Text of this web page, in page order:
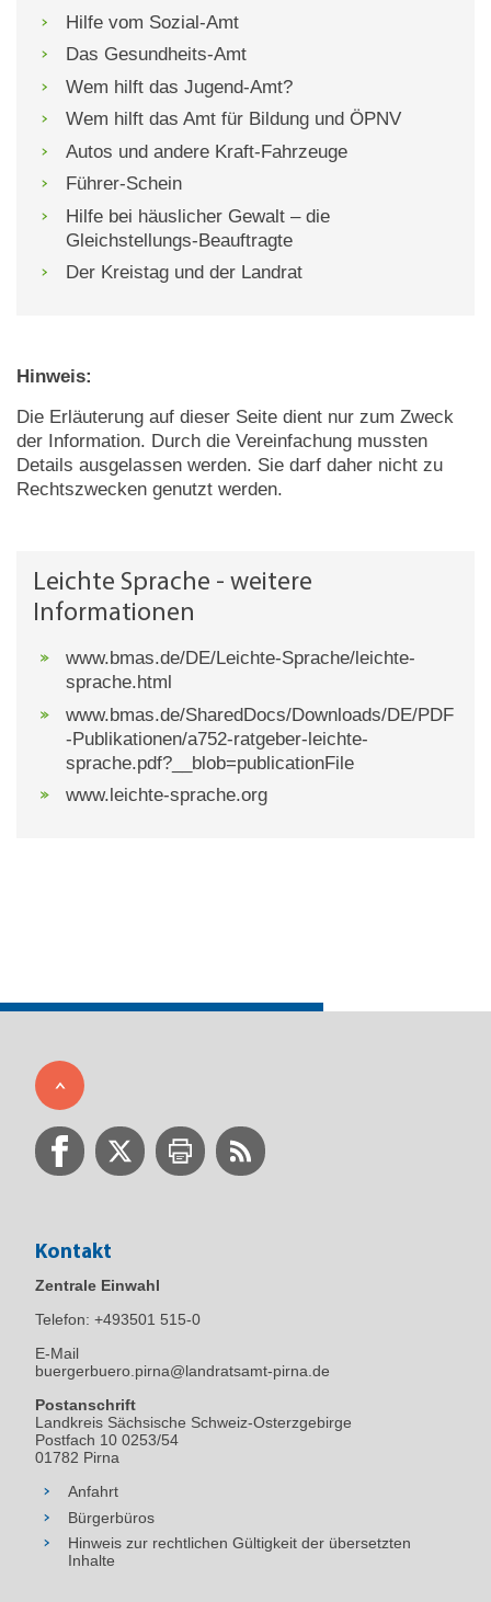
Hilfe vom Sozial-Amt
Das Gesundheits-Amt
Wem hilft das Jugend-Amt?
Wem hilft das Amt für Bildung und ÖPNV
Autos und andere Kraft-Fahrzeuge
Führer-Schein
Hilfe bei häuslicher Gewalt – die
Gleichstellungs-Beauftragte
Der Kreistag und der Landrat
Hinweis:
Die Erläuterung auf dieser Seite dient nur zum Zweck
der Information. Durch die Vereinfachung mussten
Details ausgelassen werden. Sie darf daher nicht zu
Rechtszwecken genutzt werden.
Leichte Sprache - weitere
Informationen
www.bmas.de/DE/Leichte-Sprache/leichte-
sprache.html
www.bmas.de/SharedDocs/Downloads/DE/PDF
-Publikationen/a752-ratgeber-leichte-
sprache.pdf?__blob=publicationFile
www.leichte-sprache.org
Kontakt
Zentrale Einwahl
Telefon: +493501 515-0
E-Mail
buergerbuero.pirna@landratsamt-pirna.de
Postanschrift
Landkreis Sächsische Schweiz-Osterzgebirge
Postfach 10 0253/54
01782 Pirna
Anfahrt
Bürgerbüros
Hinweis zur rechtlichen Gültigkeit der übersetzten
Inhalte